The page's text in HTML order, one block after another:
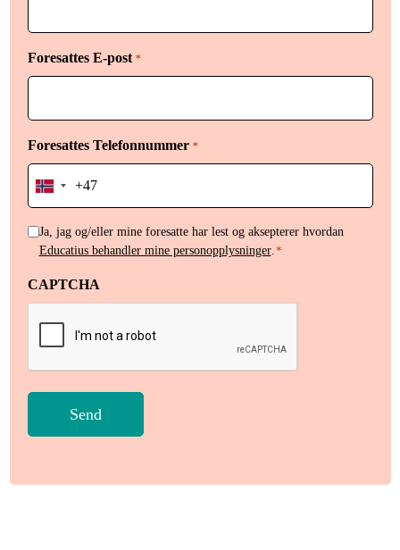
Foresattes E-post *
Foresattes Telefonnummer *
Norway
+47
Håndtering
av
Ja, jag og/eller mine foresatte har lest og aksepterer hvordan
Educatius behandler mine personopplysninger.*
CAPTCHA